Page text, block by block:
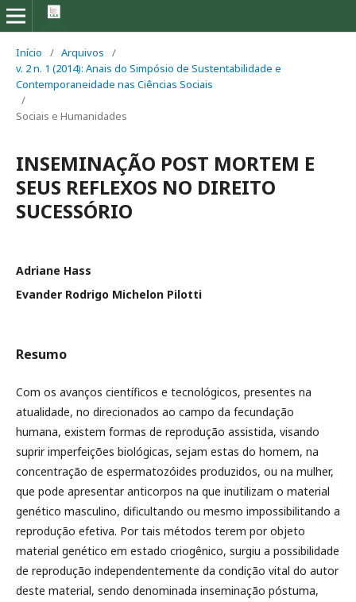
Início / Arquivos
/
v. 2 n. 1 (2014): Anais do Simpósio de Sustentabilidade e
Contemporaneidade nas Ciências Sociais
/
Sociais e Humanidades
INSEMINAÇÃO POST MORTEM E
SEUS REFLEXOS NO DIREITO
SUCESSÓRIO
Adriane Hass
Evander Rodrigo Michelon Pilotti
Resumo
Com os avanços científicos e tecnológicos, presentes na
atualidade, no direcionados ao campo da fecundação
humana, existem formas de reprodução assistida, visando
suprir imperfeições biológicas, sejam estas do homem, na
concentração de espermatozóides produzidos, ou na mulher,
que pode apresentar anticorpos na que inutilizam o material
genético masculino, dificultando ou mesmo impossibilitando a
reprodução efetiva. Por tais métodos terem por objeto
material genético em estado criogênico, surgiu a possibilidade
de reprodução independentemente da condição vital do autor
deste material, sendo denominada inseminação póstuma,